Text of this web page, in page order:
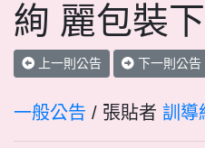
絢 麗包裝
上一則公告 下一則公告
一般公告 / 張貼者 訓導